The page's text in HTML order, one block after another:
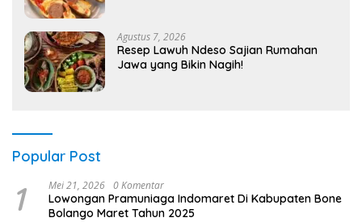
Agustus 7, 2026
Resep Lawuh Ndeso Sajian Rumahan
Jawa yang Bikin Nagih!
Popular Post
1 Mei 21, 2026 0 Komentar
Lowongan Pramuniaga Indomaret Di Kabupaten Bone
Bolango Maret Tahun 2025